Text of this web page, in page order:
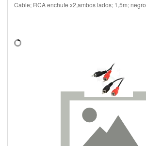
Cable; RCA enchufe x2,ambos lados; 1,5m; negro